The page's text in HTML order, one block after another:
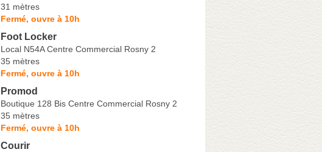
31 mètres
Fermé, ouvre à 10h
Foot Locker
Local N54A Centre Commercial Rosny 2
35 mètres
Fermé, ouvre à 10h
Promod
Boutique 128 Bis Centre Commercial Rosny 2
35 mètres
Fermé, ouvre à 10h
Courir